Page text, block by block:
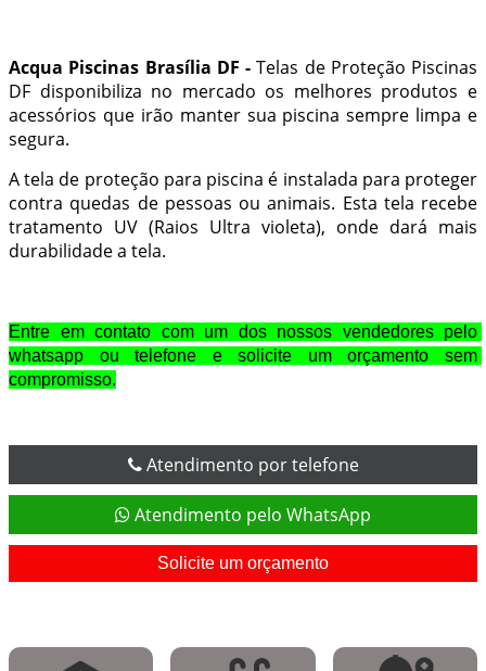
Acqua Piscinas Brasília DF - Telas de Proteção Piscinas
DF disponibiliza no mercado os melhores produtos e
acessórios que irão manter sua piscina sempre limpa e
segura.
A tela de proteção para piscina é instalada para proteger
contra quedas de pessoas ou animais. Esta tela recebe
tratamento UV (Raios Ultra violeta), onde dará mais
durabilidade a tela.
Entre em contato com um dos nossos vendedores pelo
whatsapp ou telefone e solicite um orçamento sem
compromisso.
Atendimento por telefone
Atendimento pelo WhatsApp
Solicite um orçamento